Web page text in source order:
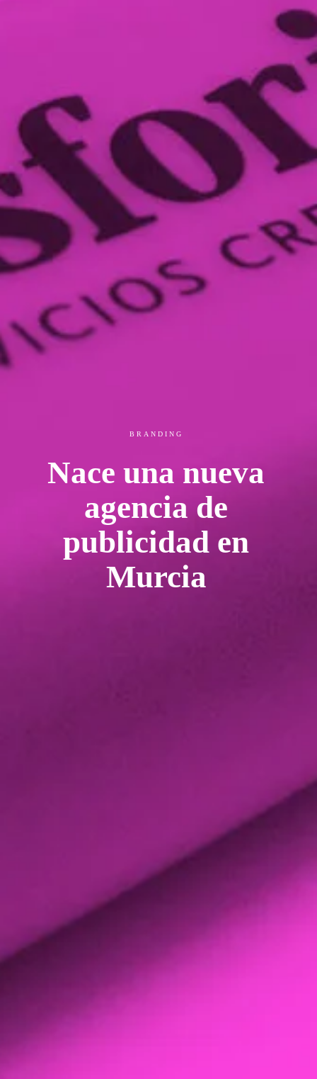
BRANDING
Nace una nueva
agencia de
publicidad en
Murcia